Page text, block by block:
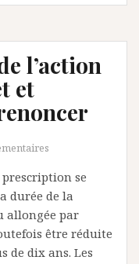
l’action
et
se
durée de la
allongée par
être réduite
de dix ans. Les